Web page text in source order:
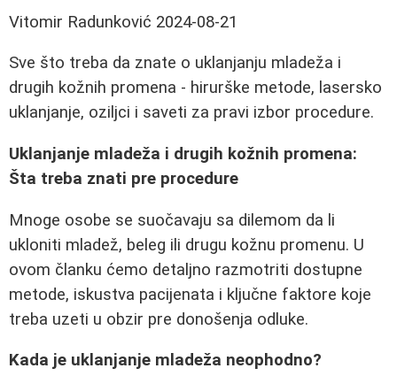
Vitomir Radunković 2024-08-21
Sve što treba da znate o uklanjanju mladeža i
drugih kožnih promena - hirurške metode, lasersko
uklanjanje, oziljci i saveti za pravi izbor procedure.
Uklanjanje mladeža i drugih kožnih promena:
Šta treba znati pre procedure
Mnoge osobe se suočavaju sa dilemom da li
ukloniti mladež, beleg ili drugu kožnu promenu. U
ovom članku ćemo detaljno razmotriti dostupne
metode, iskustva pacijenata i ključne faktore koje
treba uzeti u obzir pre donošenja odluke.
Kada je uklanjanje mladeža neophodno?